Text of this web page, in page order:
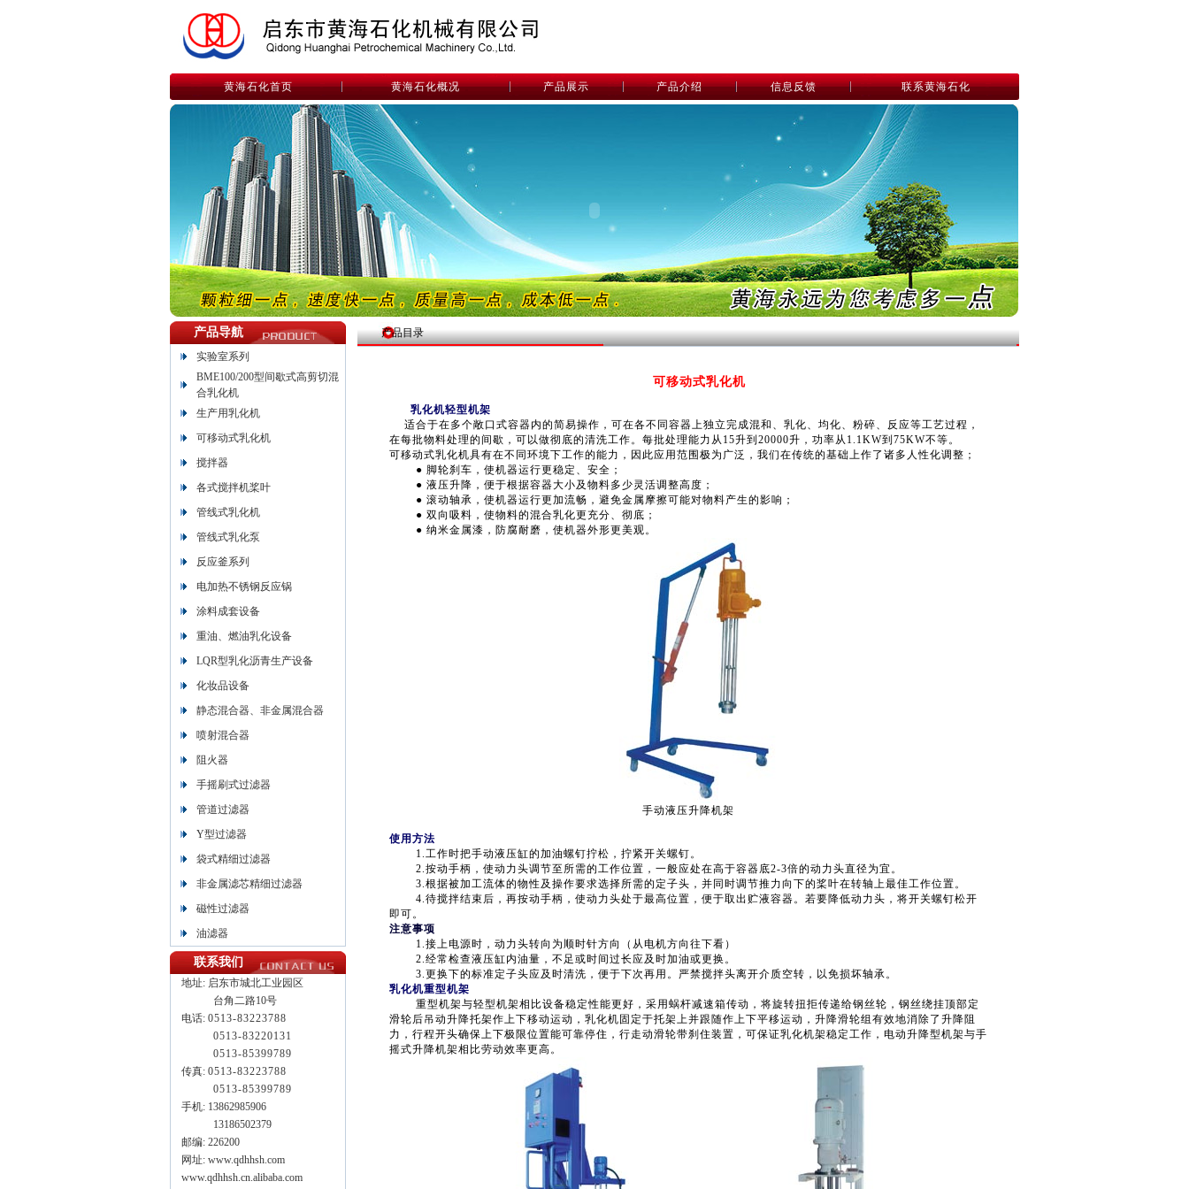
黄海石化首页 黄海石化概况 产品展示 产品介绍 信息反馈 联系黄海石化
产品导航
实验室系列
BME100/200型间歇式高剪切混
合乳化机
生产用乳化机
可移动式乳化机
搅拌器
各式搅拌机桨叶
管线式乳化机
管线式乳化泵
反应釜系列
电加热不锈钢反应锅
涂料成套设备
重油、燃油乳化设备
LQR型乳化沥青生产设备
化妆品设备
静态混合器、非金属混合器
喷射混合器
阻火器
手摇刷式过滤器
管道过滤器
Y型过滤器
袋式精细过滤器
非金属滤芯精细过滤器
磁性过滤器
油滤器
联系我们
地址: 启东市城北工业园区
台角二路10号
电话: 0513-83223788
0513-83220131
0513-85399789
传真: 0513-83223788
0513-85399789
手机: 13862985906
13186502379
邮编: 226200
网址: www.qdhhsh.com
www.qdhhsh.cn.alibaba.com
产品目录
可移动式乳化机
乳化机轻型机架
适合于在多个敞口式容器内的简易操作，可在各不同容器上独立完成混和、乳化、均化、粉碎、反应等工艺过程，
在每批物料处理的间歇，可以做彻底的清洗工作。每批处理能力从15升到20000升，功率从1.1KW到75KW不等。
可移动式乳化机具有在不同环境下工作的能力，因此应用范围极为广泛，我们在传统的基础上作了诸多人性化调整；
● 脚轮刹车，使机器运行更稳定、安全；
● 液压升降，便于根据容器大小及物料多少灵活调整高度；
● 滚动轴承，使机器运行更加流畅，避免金属摩擦可能对物料产生的影响；
● 双向吸料，使物料的混合乳化更充分、彻底；
● 纳米金属漆，防腐耐磨，使机器外形更美观。
手动液压升降机架
使用方法
1.工作时把手动液压缸的加油螺钉拧松，拧紧开关螺钉。
2.按动手柄，使动力头调节至所需的工作位置，一般应处在高于容器底2-3倍的动力头直径为宜。
3.根据被加工流体的物性及操作要求选择所需的定子头，并同时调节推力向下的桨叶在转轴上最佳工作位置。
4.待搅拌结束后，再按动手柄，使动力头处于最高位置，便于取出贮液容器。若要降低动力头，将开关螺钉松开
即可。
注意事项
1.接上电源时，动力头转向为顺时针方向（从电机方向往下看）
2.经常检查液压缸内油量，不足或时间过长应及时加油或更换。
3.更换下的标准定子头应及时清洗，便于下次再用。严禁搅拌头离开介质空转，以免损坏轴承。
乳化机重型机架
重型机架与轻型机架相比设备稳定性能更好，采用蜗杆减速箱传动，将旋转扭拒传递给钢丝轮，钢丝绕挂顶部定
滑轮后吊动升降托架作上下移动运动，乳化机固定于托架上并跟随作上下平移运动，升降滑轮组有效地消除了升降阻
力，行程开头确保上下极限位置能可靠停住，行走动滑轮带刹住装置，可保证乳化机架稳定工作，电动升降型机架与手
摇式升降机架相比劳动效率更高。